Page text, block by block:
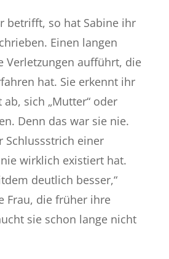
betrifft, so hat Sabine ihr
Einen langen
Verletzungen aufführt, die
hat. Sie erkennt ihr
ab, sich „Mutter“ oder
Denn das war sie nie.
Schlussstrich einer
wirklich existiert hat.
deutlich besser,“
Frau, die früher ihre
sie schon lange nicht